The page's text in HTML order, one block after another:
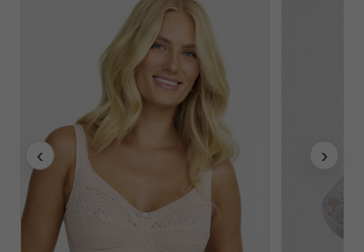
‹ ›